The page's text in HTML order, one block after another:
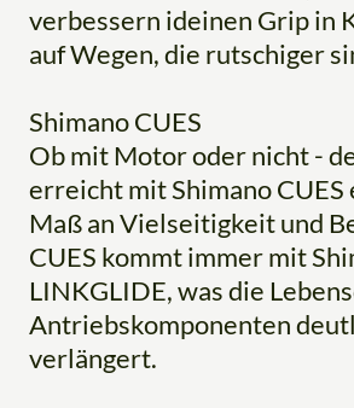
verbessern ideinen Grip in
auf Wegen, die rutschiger
Shimano CUES
Ob mit Motor oder nicht -
erreicht mit Shimano CUES
Maß an Vielseitigkeit und
CUES kommt immer mit
LINKGLIDE, was die
Antriebskomponenten
verlängert.